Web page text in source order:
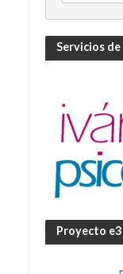
Servicios
Proyecto